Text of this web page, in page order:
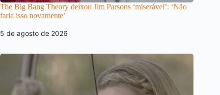
The Big Bang Theory deixou Jim Parsons ‘miserável’: ‘Não
faria isso novamente’
5 de agosto de 2026